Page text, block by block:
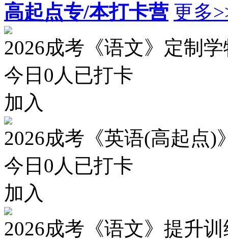
高起点专/本打卡营 更多
2026成考《语文》定制
今日 0 人已打卡
加入
2026成考《英语(高起点)
今日 0 人已打卡
加入
2026成考《语文》提升